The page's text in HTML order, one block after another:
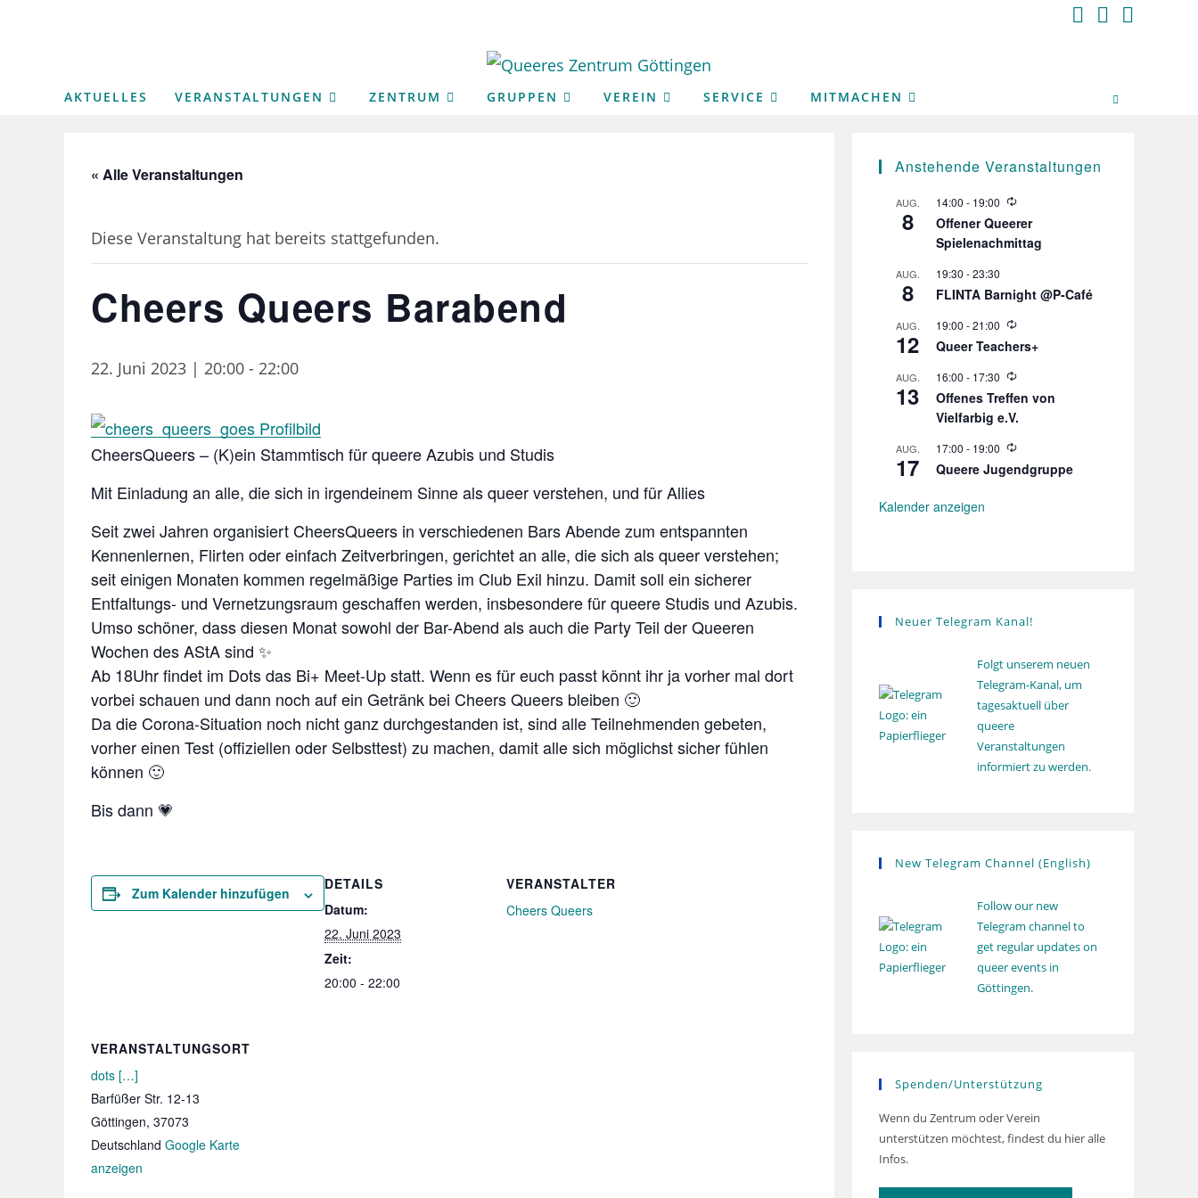
AKTUELLES VERANSTALTUNGEN ZENTRUM GRUPPEN VEREIN SERVICE MITMACHEN
« Alle Veranstaltungen
Diese Veranstaltung hat bereits stattgefunden.
Cheers Queers Barabend
22. Juni 2023 | 20:00 - 22:00
CheersQueers – (K)ein Stammtisch für queere Azubis und Studis
Mit Einladung an alle, die sich in irgendeinem Sinne als queer verstehen, und für Allies
Seit zwei Jahren organisiert CheersQueers in verschiedenen Bars Abende zum entspannten
Kennenlernen, Flirten oder einfach Zeitverbringen, gerichtet an alle, die sich als queer verstehen;
seit einigen Monaten kommen regelmäßige Parties im Club Exil hinzu. Damit soll ein sicherer
Entfaltungs- und Vernetzungsraum geschaffen werden, insbesondere für queere Studis und Azubis.
Umso schöner, dass diesen Monat sowohl der Bar-Abend als auch die Party Teil der Queeren
Wochen des AStA sind ✨
Ab 18Uhr findet im Dots das Bi+ Meet-Up statt. Wenn es für euch passt könnt ihr ja vorher mal dort
vorbei schauen und dann noch auf ein Getränk bei Cheers Queers bleiben 🙂
Da die Corona-Situation noch nicht ganz durchgestanden ist, sind alle Teilnehmenden gebeten,
vorher einen Test (offiziellen oder Selbsttest) zu machen, damit alle sich möglichst sicher fühlen
können 🙂
Bis dann 💗
Zum Kalender hinzufügen
DETAILS
Datum:
22. Juni 2023
Zeit:
20:00 - 22:00
VERANSTALTER
Cheers Queers
VERANSTALTUNGSORT
dots […]
Barfüßer Str. 12-13
Göttingen, 37073
Deutschland Google Karte
anzeigen
Anstehende Veranstaltungen
AUG.
8
14:00 - 19:00
W
e
d
o
u
n
Offener Queerer
Spielenachmittag
AUG.
8
19:30 -23:30
FLINTA Barnight @P-Café
AUG.
12
19:00 -21:00
W
e
e
r
o
u
n
Queer Teachers+
AUG.
13
16:00 - 17:30
W
e
d
r
o
Offenes Treffen von
Vielfarbig e.V.
AUG.
17
17:00 - 19:00
W
e
Queere Jugendgruppe
Kalender anzeigen
Neuer Telegram Kanal!
Folgt unserem neuen
Telegram-Kanal, um
tagesaktuell über
queere
Veranstaltungen
informiert zu werden.
New Telegram Channel (English)
Follow our new
Telegram channel to
get regular updates on
queer events in
Göttingen.
Spenden/Unterstützung
Wenn du Zentrum oder Verein
unterstützen möchtest, findest du hier alle
Infos.